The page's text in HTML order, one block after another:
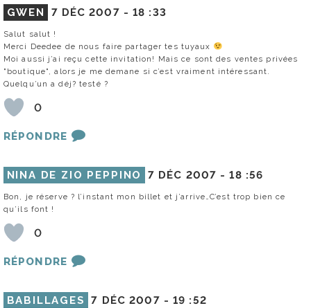
GWEN 7 DÉC 2007 -18 :33
Salut salut !
Merci Deedee de nous faire partager tes tuyaux
Moi aussi j’ai reçu cette invitation! Mais ce sont des ventes privées
"boutique", alors je me demane si c’est vraiment intéressant.
Quelqu’un a déj? testé ?
0
RÉPONDRE
NINA DE ZIO PEPPINO 7 DÉC 2007 -18 :56
Bon, je réserve ? l’instant mon billet et j’arrive…C’est trop bien ce
qu’ils font !
0
RÉPONDRE
BABILLAGES 7 DÉC 2007 -19 :52